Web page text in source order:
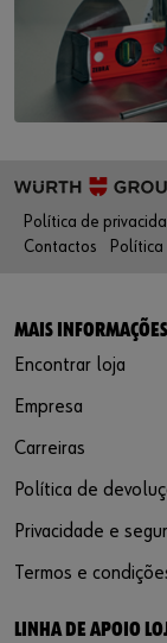
Política de
Contactos
MAIS INFORMAÇÕES
Encontrar loja
Empresa
Carreiras
Política de
Privacidade e
Termos e
LINHA DE APOIO